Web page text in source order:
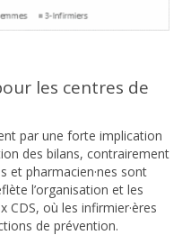
les centres de
par une forte implication
des bilans, contrairement
et pharmacien·nes sont
l’organisation et les
CDS, où les infirmier·ères
de prévention.